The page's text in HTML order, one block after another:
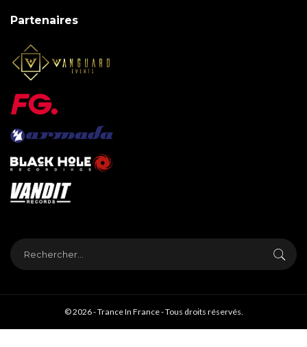
Partenaires
© 2026 - Trance In France - Tous droits réservés.